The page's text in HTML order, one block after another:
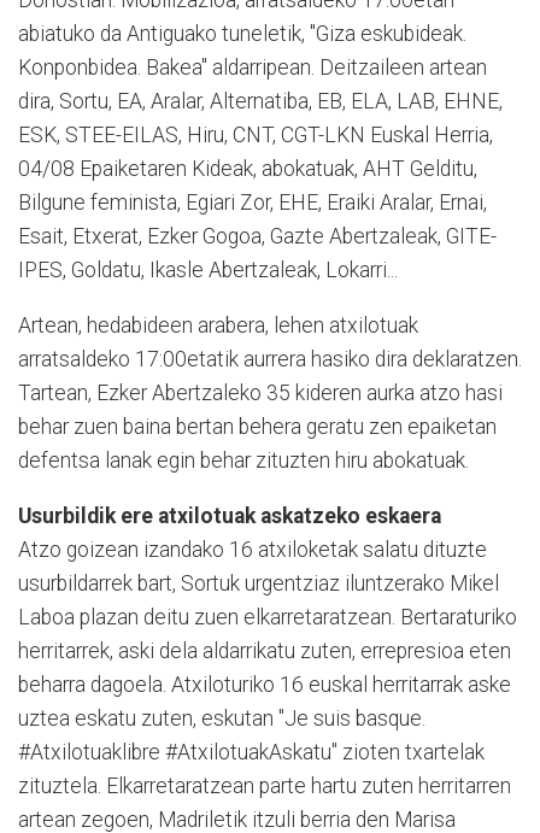
abiatuko da Antiguako tuneletik, "Giza eskubideak.
Konponbidea. Bakea" aldarripean. Deitzaileen artean
dira, Sortu, EA, Aralar, Alternatiba, EB, ELA, LAB, EHNE,
ESK, STEE-EILAS, Hiru, CNT, CGT-LKN Euskal Herria,
04/08 Epaiketaren Kideak, abokatuak, AHT Gelditu,
Bilgune feminista, Egiari Zor, EHE, Eraiki Aralar, Ernai,
Esait, Etxerat, Ezker Gogoa, Gazte Abertzaleak, GITE-
IPES, Goldatu, Ikasle Abertzaleak, Lokarri...
Artean, hedabideen arabera, lehen atxilotuak
arratsaldeko 17:00etatik aurrera hasiko dira deklaratzen.
Tartean, Ezker Abertzaleko 35 kideren aurka atzo hasi
behar zuen baina bertan behera geratu zen epaiketan
defentsa lanak egin behar zituzten hiru abokatuak.
Usurbildik ere atxilotuak askatzeko eskaera
Atzo goizean izandako 16 atxiloketak salatu dituzte
usurbildarrek bart, Sortuk urgentziaz iluntzerako Mikel
Laboa plazan deitu zuen elkarretaratzean. Bertaraturiko
herritarrek, aski dela aldarrikatu zuten, errepresioa eten
beharra dagoela. Atxiloturiko 16 euskal herritarrak aske
uztea eskatu zuten, eskutan "Je suis basque.
#Atxilotuaklibre #AtxilotuakAskatu" zioten txartelak
zituztela. Elkarretaratzean parte hartu zuten herritarren
artean zegoen, Madriletik itzuli berria den Marisa